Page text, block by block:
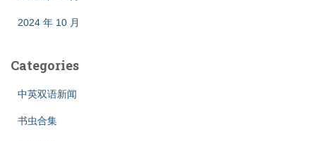
2024 年 10 月
Categories
中英双语新闻
书虫合集